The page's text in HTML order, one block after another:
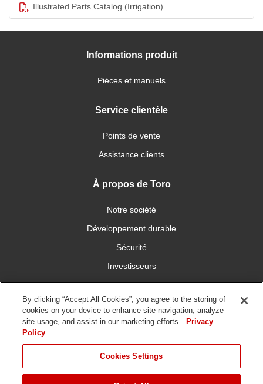
Illustrated Parts Catalog (Irrigation)
Informations produit
Pièces et manuels
Service clientèle
Points de vente
Assistance clients
À propos de Toro
Notre société
Développement durable
Sécurité
Investisseurs
Carrières
Connectez-vous avec nous
By clicking “Accept All Cookies”, you agree to the storing of
cookies on your device to enhance site navigation, analyze
site usage, and assist in our marketing efforts.
Privacy
Policy
Cookies Settings